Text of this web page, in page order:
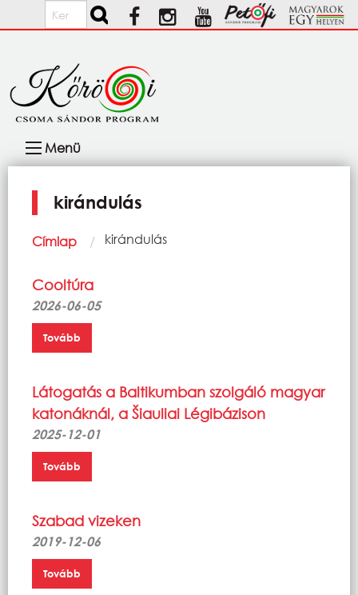
Ugrás a tartalomra
Keresés
navigáció
Menü
kirándulás
Morzsa
Címlap Current:
kirándulás
Cooltúra
2026-06-05
Tovább
Látogatás a Baltikumban szolgáló magyar
katonáknál, a Šiauliai Légibázison
2025-12-01
Tovább
Szabad vizeken
2019-12-06
Tovább